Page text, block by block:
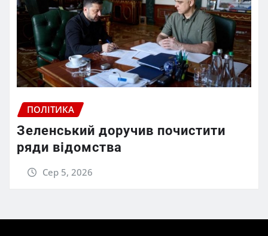
ПОЛІТИКА
Зеленський доручив почистити
ряди відомства
Сер 5, 2026